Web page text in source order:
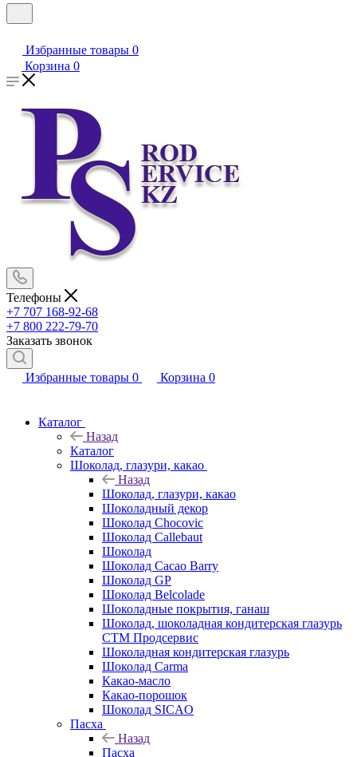
Избранные товары 0
Корзина 0
Телефоны
+7 707 168-92-68
+7 800 222-79-70
Заказать звонок
Избранные товары 0 Корзина 0
Каталог
Назад
Каталог
Шоколад, глазури, какао
Назад
Шоколад, глазури, какао
Шоколадный декор
Шоколад Chocovic
Шоколад Callebaut
Шоколад
Шоколад Cacao Barry
Шоколад GP
Шоколад Belcolade
Шоколадные покрытия, ганаш
Шоколад, шоколадная кондитерская глазурь
СТМ Продсервис
Шоколадная кондитерская глазурь
Шоколад Carma
Какао-масло
Какао-порошок
Шоколад SICAO
Пасха
Назад
Пасха